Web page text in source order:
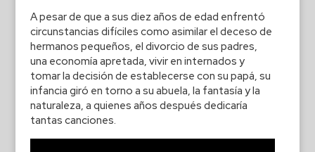
A pesar de que a sus diez años de edad enfrentó
circunstancias difíciles como asimilar el deceso de
hermanos pequeños, el divorcio de sus padres,
una economía apretada, vivir en internados y
tomar la decisión de establecerse con su papá, su
infancia giró en torno a su abuela, la fantasía y la
naturaleza, a quienes años después dedicaría
tantas canciones.